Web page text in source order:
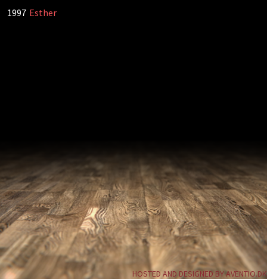
1997 Esther
HOSTED AND DESIGNED BY AVENTIO.DK